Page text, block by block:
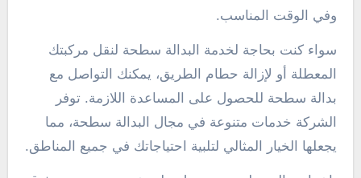
وفي الوقت المناسب.
سواء كنت بحاجة لخدمة البدالة سطحة لنقل مركبتك
المعطلة أو لإزالة حطام الطريق، يمكنك التواصل مع
بدالة سطحة للحصول على المساعدة اللازمة. توفر
الشركة خدمات متنوعة في مجال البدالة سطحة، مما
يجعلها الخيار المثالي لتلبية احتياجاتك في جميع المناطق.